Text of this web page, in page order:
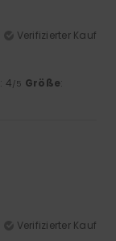
Verifizierter Kauf
: 4/5 Größe:
Verifizierter Kauf